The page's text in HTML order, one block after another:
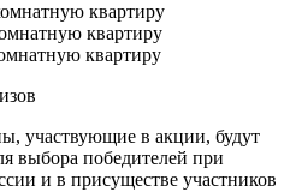
квартиру
квартиру
квартиру
участвующие в акции, будут
выбора победителей при
и в присуществе участников